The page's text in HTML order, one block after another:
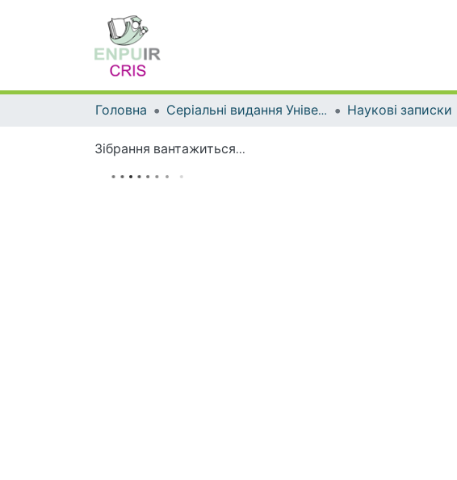
Головна Серіальні видання Університету Наукові записки
Зібрання вантажиться...